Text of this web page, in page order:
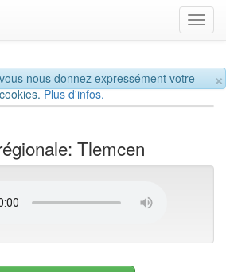
×
nous donnez expressément votre
Plus d'infos.
Tlemcen